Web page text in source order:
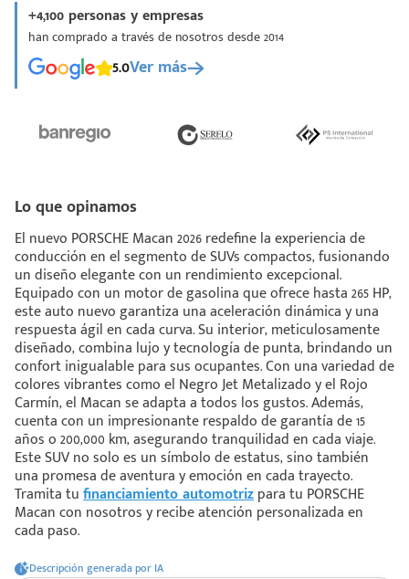
Lo que opinamos
El nuevo PORSCHE Macan 2026 redefine la experiencia de
conducción en el segmento de SUVs compactos, fusionando
un diseño elegante con un rendimiento excepcional.
Equipado con un motor de gasolina que ofrece hasta 265 HP,
este auto nuevo garantiza una aceleración dinámica y una
respuesta ágil en cada curva. Su interior, meticulosamente
diseñado, combina lujo y tecnología de punta, brindando un
confort inigualable para sus ocupantes. Con una variedad de
colores vibrantes como el Negro Jet Metalizado y el Rojo
Carmín, el Macan se adapta a todos los gustos. Además,
cuenta con un impresionante respaldo de garantía de 15
años o 200,000 km, asegurando tranquilidad en cada viaje.
Este SUV no solo es un símbolo de estatus, sino también
una promesa de aventura y emoción en cada trayecto.
Tramita tufinanciamiento automotrizpara tu PORSCHE
Macan con nosotros y recibe atención personalizada en
cada paso.
Descripción generada por IA
+4,100 personas y empresas
han comprado a través de nosotros desde 2014
5.0Ver más
¡Espera!
enviar tu cotización
Análisis Personalizado
asesor te guiará
la mejor desición.
más
estoy viendo 😀